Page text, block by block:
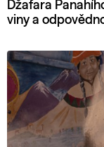
Džafara
viny a